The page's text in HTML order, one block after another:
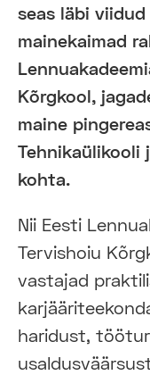
seas läbi
mainekaimad
Kõrgkool,
maine
Tehnikaülikooli
kohta.
Nii Eesti
Tervishoiu
vastajad
haridust,